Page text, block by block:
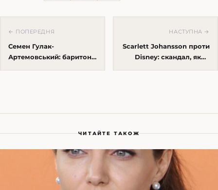
← ПОПЕРЕДНЯ
Семен Гулак-
Артемовський: баритон,
НАСТУПНА →
Scarlett Johansson проти
Disney: скандал, який
ЧИТАЙТЕ ТАКОЖ